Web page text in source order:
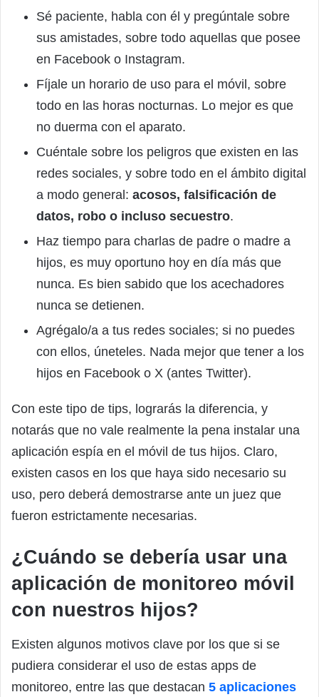
Sé paciente, habla con él y pregúntale sobre
sus amistades, sobre todo aquellas que posee
en Facebook o Instagram.
Fíjale un horario de uso para el móvil, sobre
todo en las horas nocturnas. Lo mejor es que
no duerma con el aparato.
Cuéntale sobre los peligros que existen en las
redes sociales, y sobre todo en el ámbito digital
a modo general: acosos, falsificación de
datos, robo o incluso secuestro.
Haz tiempo para charlas de padre o madre a
hijos, es muy oportuno hoy en día más que
nunca. Es bien sabido que los acechadores
nunca se detienen.
Agrégalo/a a tus redes sociales; si no puedes
con ellos, úneteles. Nada mejor que tener a los
hijos en Facebook o X (antes Twitter).
Con este tipo de tips, lograrás la diferencia, y
notarás que no vale realmente la pena instalar una
aplicación espía en el móvil de tus hijos. Claro,
existen casos en los que haya sido necesario su
uso, pero deberá demostrarse ante un juez que
fueron estrictamente necesarias.
¿Cuándo se debería usar una
aplicación de monitoreo móvil
con nuestros hijos?
Existen algunos motivos clave por los que si se
pudiera considerar el uso de estas apps de
monitoreo, entre las que destacan 5 aplicaciones